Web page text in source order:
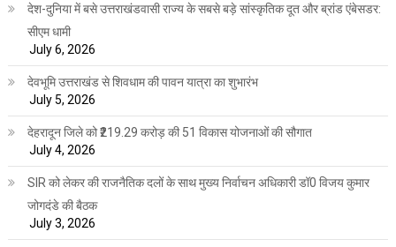
देश-दुनिया में बसे उत्तराखंडवासी राज्य के सबसे बड़े सांस्कृतिक दूत और ब्रांड एंबेसडर:
सीएम धामी
July 6, 2026
देवभूमि उत्तराखंड से शिवधाम की पावन यात्रा का शुभारंभ
July 5, 2026
देहरादून जिले को ₹219.29 करोड़ की 51 विकास योजनाओं की सौगात
July 4, 2026
SIR को लेकर की राजनैतिक दलों के साथ मुख्य निर्वाचन अधिकारी डॉ0 विजय कुमार
जोगदंडे की बैठक
July 3, 2026